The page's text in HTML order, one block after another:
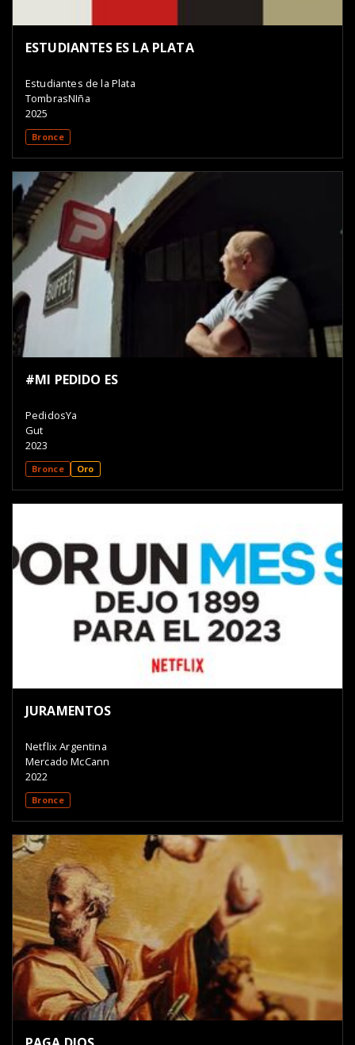
ESTUDIANTES ES LA PLATA
Estudiantes de la Plata
TombrasNIña
2025
Bronce
#MI PEDIDO ES
PedidosYa
Gut
2023
Bronce Oro
JURAMENTOS
Netflix Argentina
Mercado McCann
2022
Bronce